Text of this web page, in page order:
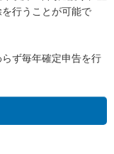
行うことが可能で
ず毎年確定申告を行